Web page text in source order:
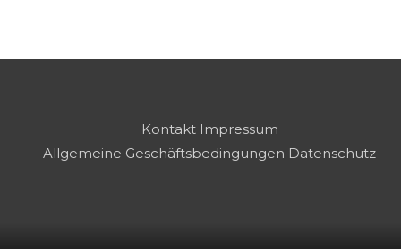
Kontakt Impressum
Allgemeine Geschäftsbedingungen Datenschutz